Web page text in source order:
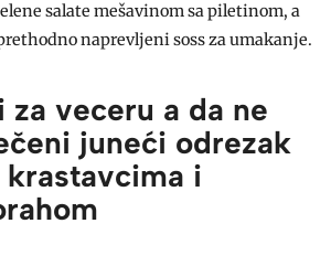
salate mešavinom sa piletinom, a
naprevljeni soss za umakanje.
veceru a da ne
juneći odrezak
i